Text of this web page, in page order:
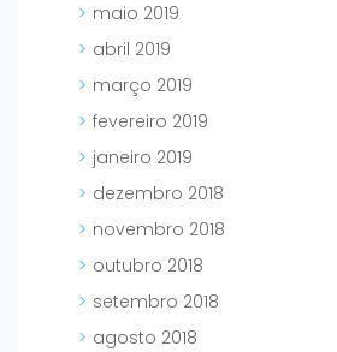
maio 2019
abril 2019
março 2019
fevereiro 2019
janeiro 2019
dezembro 2018
novembro 2018
outubro 2018
setembro 2018
agosto 2018